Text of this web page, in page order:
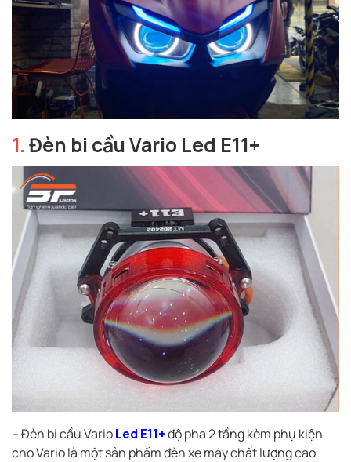
1.Đèn bi cầu Vario Led E11+
– Đèn bi cầu VarioLed E11+độ pha 2 tầng kèm phụ kiện
cho Vario là một sản phẩm đèn xe máy chất lượng cao